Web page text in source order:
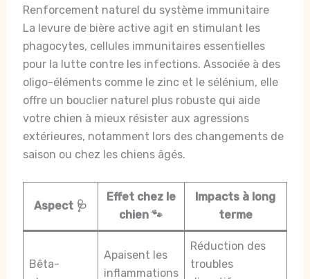
Renforcement naturel du système immunitaire
La levure de bière active agit en stimulant les
phagocytes, cellules immunitaires essentielles
pour la lutte contre les infections. Associée à des
oligo-éléments comme le zinc et le sélénium, elle
offre un bouclier naturel plus robuste qui aide
votre chien à mieux résister aux agressions
extérieures, notamment lors des changements de
saison ou chez les chiens âgés.
Aspect 🩺
Effet chez le
chien 🐾
Impacts à long
terme
Bêta-
Apaisent les
inflammations
Réduction des
troubles